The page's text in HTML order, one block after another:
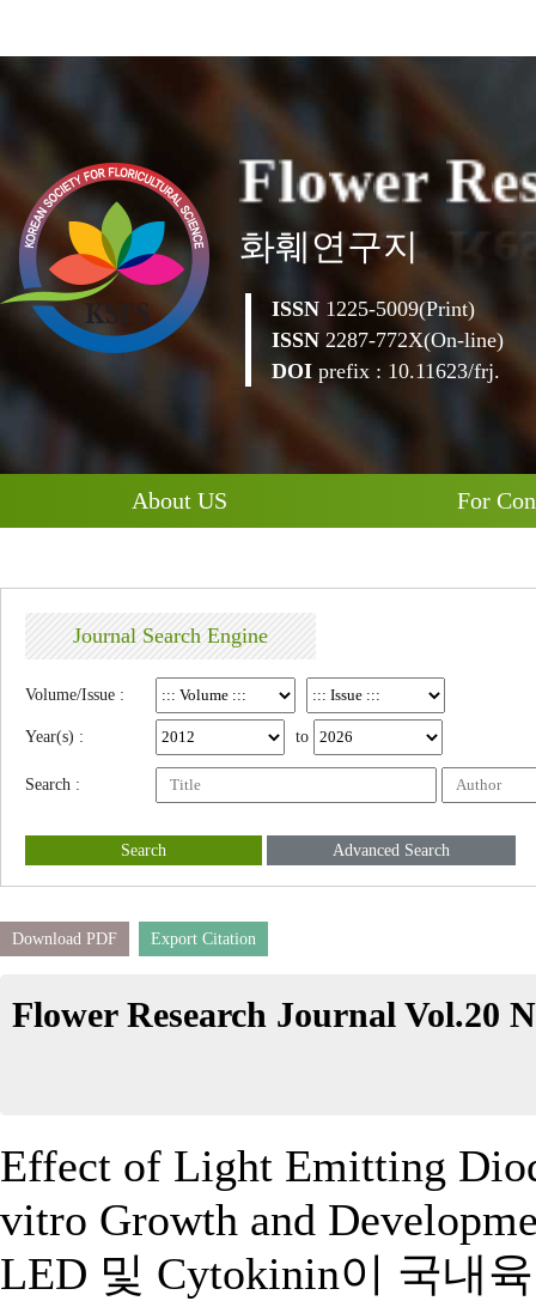
Flowe r Re
화훼연구지
ISSN 1225-5009(Print)
ISSN 2287-772X(On-line)
DOI prefix : 10.11623/frj.
About US For
Journal Search Engine
Volume/Issue :
Year(s) : to
Search :
Search Advanced Search
Download PDF Export Citation
Flower Research Journal Vol.20
Effect of Light Emitting
vitro Growth and
LED 및 Cytokinin이 국내